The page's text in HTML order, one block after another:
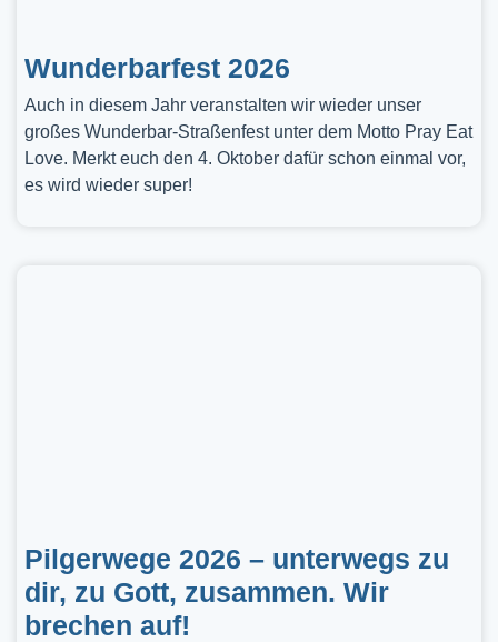
Wunderbarfest 2026
Auch in diesem Jahr veranstalten wir wieder unser
großes Wunderbar-Straßenfest unter dem Motto Pray Eat
Love. Merkt euch den 4. Oktober dafür schon einmal vor,
es wird wieder super!
Pilgerwege 2026 – unterwegs zu
dir, zu Gott, zusammen. Wir
brechen auf!